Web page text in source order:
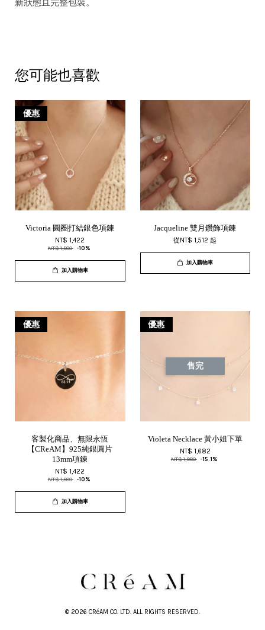
新狀態且完整包裝。
您可能也喜歡
優惠
Victoria 圓圈打結銀色項鍊
NT$ 1,422
NT$ 1,580 -10%
加入購物車
Jacqueline 雙月鑽飾項鍊
從NT$ 1,512起
加入購物車
優惠
客製化商品、無限永恆
【CReAM】925純銀圓片
13mm項鍊
NT$ 1,422
NT$ 1,580 -10%
加入購物車
優惠
售完
Violeta Necklace 黃小姐下單
NT$ 1,682
NT$ 1,980 -15.1%
© 2026 CRéAM CO. LTD. ALL RIGHTS RESERVED.